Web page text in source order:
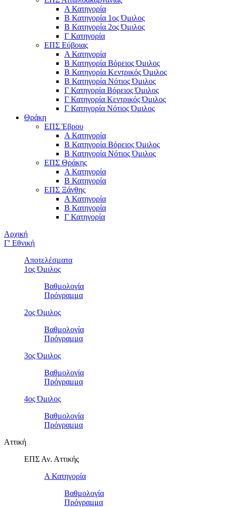
Α Κατηγορία
Β Κατηγορία 1ος Όμιλος
Β Κατηγορία 2ος Όμιλος
Γ Κατηγορία
ΕΠΣ Εύβοιας
Α Κατηγορία
Β Κατηγορία Βόρειος Όμιλος
Β Κατηγορία Κεντρικός Όμιλος
Β Κατηγορία Νότιος Όμιλος
Γ Κατηγορία Βόρειος Όμιλος
Γ Κατηγορία Κεντρικός Όμιλος
Γ Κατηγορία Νότιος Όμιλος
Θράκη
ΕΠΣ Έβρου
Α Κατηγορία
Β Κατηγορία Βόρειος Όμιλος
Β Κατηγορία Νότιος Όμιλος
ΕΠΣ Θράκης
Α Κατηγορία
Β Κατηγορία
ΕΠΣ Ξάνθης
Α Κατηγορία
Β Κατηγορία
Γ Κατηγορία
Αρχική
Γ' Εθνική
Αποτελέσματα
1ος Όμιλος
Βαθμολογία
Πρόγραμμα
2ος Όμιλος
Βαθμολογία
Πρόγραμμα
3ος Όμιλος
Βαθμολογία
Πρόγραμμα
4ος Όμιλος
Βαθμολογία
Πρόγραμμα
Αττική
ΕΠΣ Αν. Αττικής
Α Κατηγορία
Βαθμολογία
Πρόγραμμα